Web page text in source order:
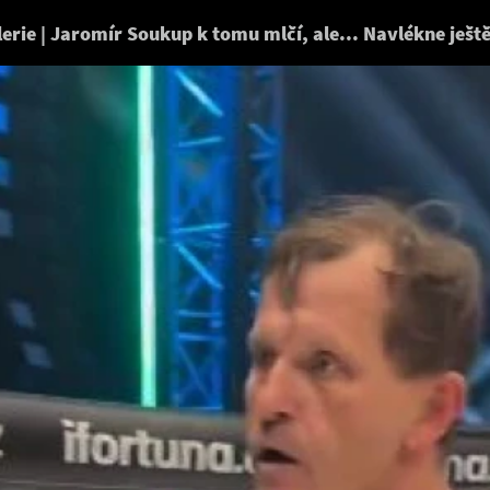
| Jaromír Soukup k tomu mlčí, ale... Navlékne